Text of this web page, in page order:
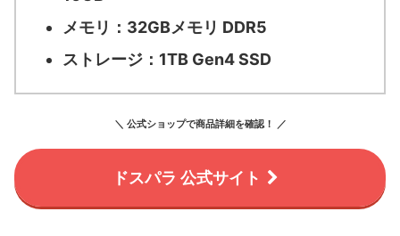
メモリ： 32GBメモリ DDR5
ストレージ： 1TB Gen4 SSD
＼ 公式ショップで商品詳細を確認！ ／
ドスパラ 公式サイト